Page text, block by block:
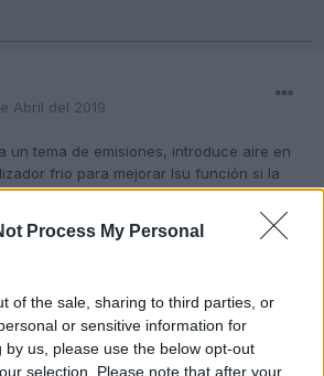
Process My Personal
of the sale, sharing to third parties, or
or sensitive information for
by us, please use the below opt-out
selection. Please note that after your
Abril del 2019
un tema de emisiones, introduce aire en
frio para mejorar lsu función si la